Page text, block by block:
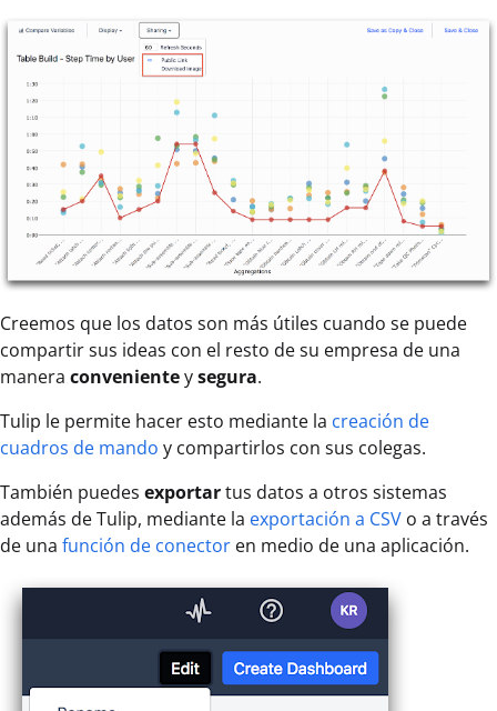
Creemos que los datos son más útiles cuando se puede
compartir sus ideas con el resto de su empresa de una
manera convenienteysegura.
Tulip le permite hacer esto mediante la creación de
cuadros de mando y compartirlos con sus colegas.
También puedes exportartus datos a otros sistemas
además de Tulip, mediante la exportación a CSV o a través
de una función de conector en medio de una aplicación.